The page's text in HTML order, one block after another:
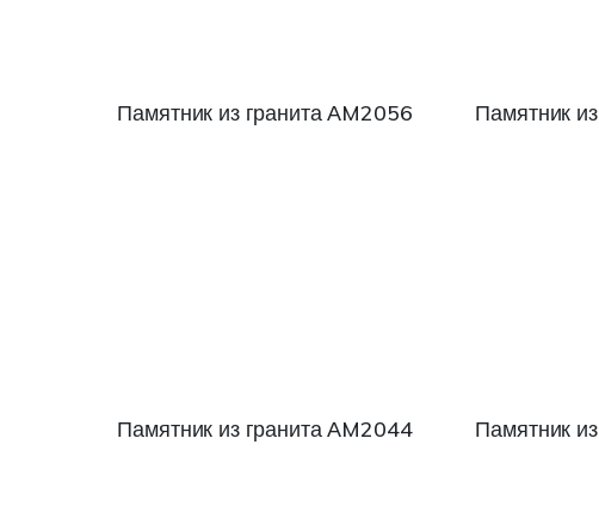
Памятник из гранита АM2056 Памятник
Памятник из гранита АM2044 Памятник